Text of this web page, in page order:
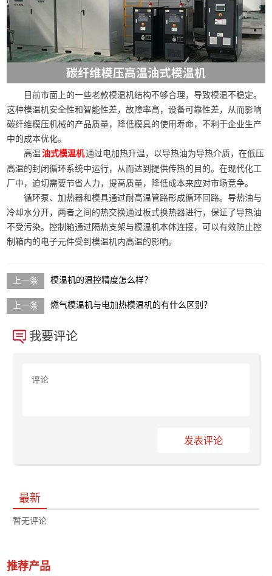
目前市面上的一些老款模温机结构不够合理，导致模温不稳定。
这种模温机安全性和智能性差，故障率高，设备可靠性差，从而影响
碳纤维模压机械的产品质量，降低模具的使用寿命，不利于企业生产
中的成本优化。
高温 油式模温机通过电加热升温，以导热油为导热介质，在低压
高温的封闭循环系统中运行，从而达到提供传热的目的。在现代化工
厂中，迫切需要节省人力，提高质量，降低成本来应对市场竞争。
循环泵、加热器和模具通过耐高温管路形成循环回路。导热油与
冷却水分开，两者之间的热交换通过板式换热器进行，保证了导热油
不受污染。控制箱通过隔热支架与模温机本体连接，可以有效防止控
制箱内的电子元件受到模温机内高温的影响。
模温机的温控精度怎么样？
燃气模温机与电加热模温机的有什么区别？
我要评论
发表评论
最新
暂无评论
推荐产品